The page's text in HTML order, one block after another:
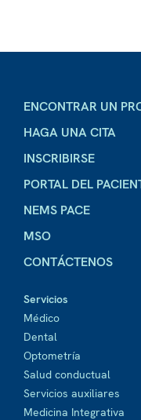
ENCONTRAR UN
HAGA UNA CITA
INSCRIBIRSE
PORTAL DEL
NEMS PACE
MSO
CONTÁCTENOS
Servicios
Médico
Dental
Optometría
Salud conductual
Servicios auxiliares
Medicina Integrativa